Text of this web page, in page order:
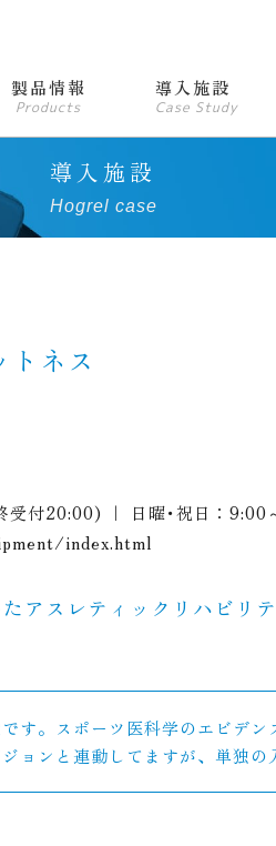
製品情報
Products
導入施設
Case Study
導入施設
Hogrel case
ネス
付20:00) ｜ 日曜･祝日：9:00
index.html
アスレティックリハビリ
す。スポーツ医科学のエビデ
ョンと連動してますが、単独の